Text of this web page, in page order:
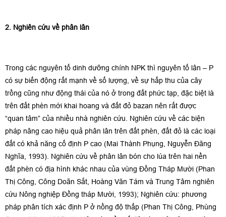
2. Nghiên cứu về phân lân
Trong các nguyên tố dinh dưỡng chính NPK thì nguyên tố lân – P
có sự biến động rất mạnh về số lượng, về sự hấp thu của cây
trồng cũng như động thái của nó ở trong đất phức tạp, đặc biệt là
trên đất phèn mới khai hoang và đất đỏ bazan nên rất được
“quan tâm” của nhiều nhà nghiên cứu. Nghiên cứu về các biện
pháp nâng cao hiệu quả phân lân trên đất phèn, đất đỏ là các loại
đất có khả năng cố định P cao (Mai Thành Phụng, Nguyễn Đăng
Nghĩa, 1993). Nghiên cứu về phân lân bón cho lúa trên hai nền
đất phèn có địa hình khác nhau của vùng Đồng Tháp Mười (Phan
Thị Công, Công Doãn Sắt, Hoàng Văn Tám và Trung Tâm nghiên
cứu Nông nghiệp Đồng tháp Mười, 1993); Nghiên cứu: phương
pháp phân tích xác định P ở nồng độ thấp (Phan Thị Công, Phùng